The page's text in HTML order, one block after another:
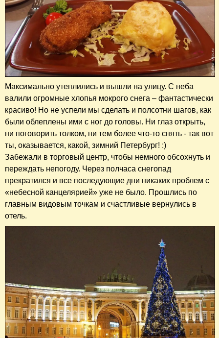
Максимально утеплились и вышли на улицу. С неба
валили огромные хлопья мокрого снега – фантастически
красиво! Но не успели мы сделать и полсотни шагов, как
были облеплены ими с ног до головы. Ни глаз открыть,
ни поговорить толком, ни тем более что-то снять - так вот
ты, оказывается, какой, зимний Петербург! :)
Забежали в торговый центр, чтобы немного обсохнуть и
переждать непогоду. Через полчаса снегопад
прекратился и все последующие дни никаких проблем с
«небесной канцелярией» уже не было. Прошлись по
главным видовым точкам и счастливые вернулись в
отель.